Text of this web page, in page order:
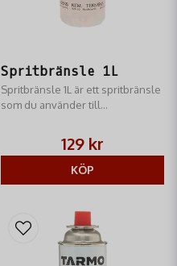
Spritbränsle 1L
Spritbränsle 1L är ett spritbränsle
som du använder till
129 kr
KÖP